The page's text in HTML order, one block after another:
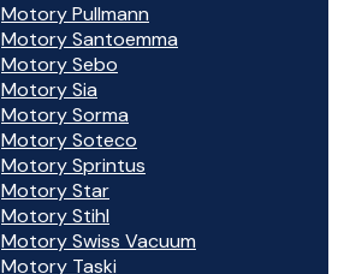
Motory Pullmann
Motory Santoemma
Motory Sebo
Motory Sia
Motory Sorma
Motory Soteco
Motory Sprintus
Motory Star
Motory Stihl
Motory Swiss Vacuum
Motory Taski